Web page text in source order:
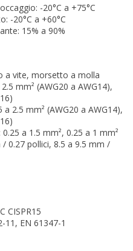
-20°C a +75°C
-20°C a +60°C
15% a 90%
a vite, morsetto a molla
mm² (AWG20 a AWG14),
2.5 mm² (AWG20 a AWG14),
a 1.5 mm², 0.25 a 1 mm²
0.27 pollici, 8.5 a 9.5 mm /
CISPR15
11, EN 61347-1